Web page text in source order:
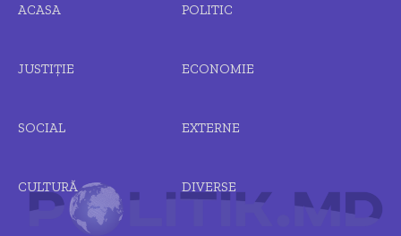
ACASA POLITIC
JUSTIȚIE ECONOMIE
SOCIAL EXTERNE
CULTURĂ DIVERSE